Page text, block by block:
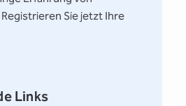
Sie jetzt Ihre
Links